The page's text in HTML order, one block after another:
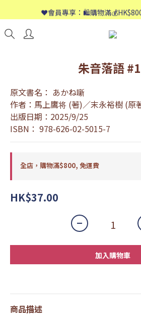
📱歡迎WhatsApp查詢：
❤️會員專享：🛍購物滿
📱歡迎WhatsApp查詢：
朱音落語
原文書名： あかね噺
作者：馬上鷹将 (著)／末永裕樹 (原
出版日期：2025/9/25
ISBN： 978-626-02-5015-7
全店，購物滿$800, 免運費
HK$37.00
加入購物車
商品描述